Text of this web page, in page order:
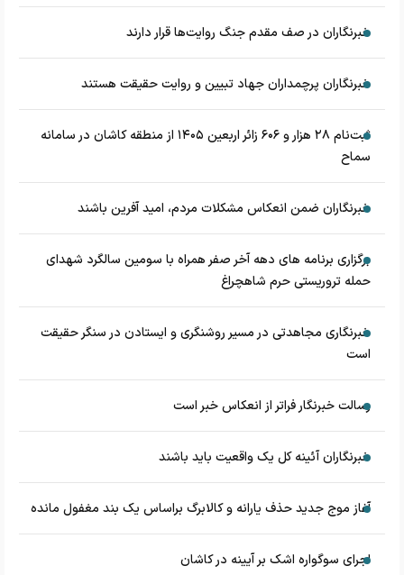
خبرنگاران در صف مقدم جنگ روایت‌ها قرار دارند
خبرنگاران پرچمداران جهاد تبیین و روایت حقیقت هستند
ثبت‌نام ۲۸ هزار و ۶۰۶ زائر اربعین ۱۴۰۵ از منطقه کاشان در سامانه
سماح
خبرنگاران ضمن انعکاس مشکلات مردم، امید آفرین باشند
برگزاری برنامه های دهه آخر صفر همراه با سومین سالگرد شهدای
حمله تروریستی حرم شاهچراغ
خبرنگاری مجاهدتی در مسیر روشنگری و ایستادن در سنگر حقیقت
است
رسالت خبرنگار فراتر از انعکاس خبر است
خبرنگاران آئینه کل یک واقعیت باید باشند
آغاز موج جدید حذف یارانه و کالابرگ براساس یک بند مغفول مانده
اجرای سوگواره اشک بر آیینه در کاشان